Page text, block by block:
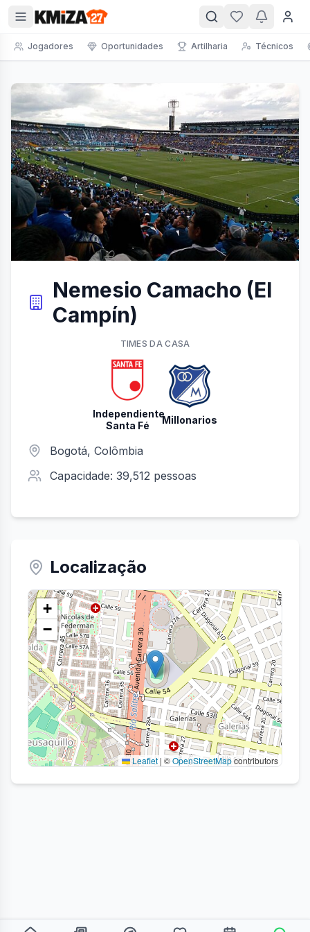
Jogadores Oportunidades Artilharia Técnicos
Nemesio Camacho (El
Campín)
Bogotá, Colômbia
Capacidade: 39,512 pessoas
TIMES DA CASA
Independiente
Santa Fé
Millonarios
Localização
+
−
Leaflet | ©OpenStreetMapcontributors